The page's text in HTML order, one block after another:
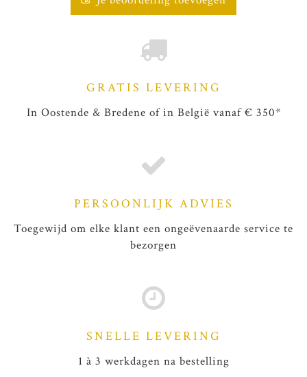
GRATIS LEVERING
In Oostende & Bredene of in België vanaf € 350*
PERSOONLIJK ADVIES
Toegewijd om elke klant een ongeëvenaarde service te
bezorgen
SNELLE LEVERING
1 à 3 werkdagen na bestelling